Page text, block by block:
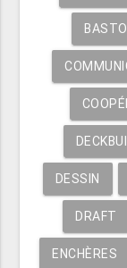
DESSIN
DRAFT
ENCHÈRES